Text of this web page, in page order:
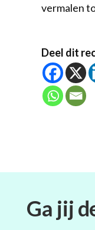
vermalen
Deel dit
Ga jij